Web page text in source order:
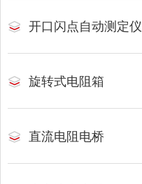
开口闪点自动测定仪
旋转式电阻箱
直流电阻电桥